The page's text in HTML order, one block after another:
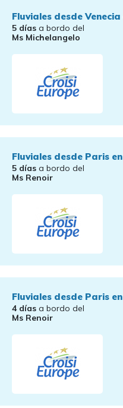
Fluviales desde
5 días a bordo del
Ms Michelangelo
Fluviales desde Paris
5 días a bordo del
Ms Renoir
Fluviales desde Paris
4 días a bordo del
Ms Renoir